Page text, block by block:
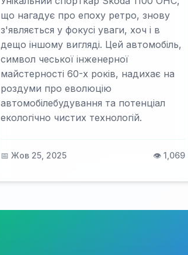
що нагадує про епоху ретро, знову
з'являється у фокусі уваги, хоч і в
дещо іншому вигляді. Цей автомобіль,
символ чеської інженерної
майстерності 60-х років, надихає на
роздуми про еволюцію
автомобілебудування та потенціал
екологічно чистих технологій.
📅 Жов 25, 2025 👁️ 1,069